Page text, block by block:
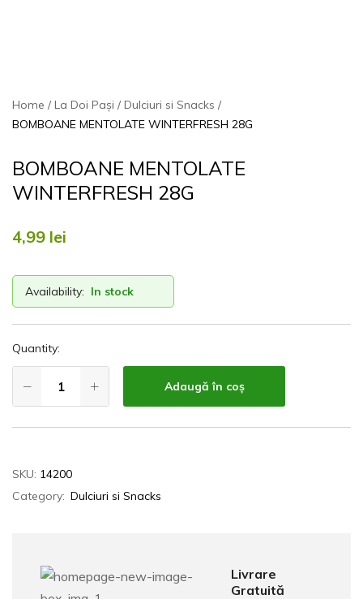
Home La Doi Pași
Dulciuri si Snacks
BOMBOANE MENTOLATE WINTERFRESH 28G
BOMBOANE MENTOLATE
WINTERFRESH 28G
4,99 lei
Availability: In stock
Quantity:
Adaugă în coș
SKU: 14200
Category: Dulciuri si Snacks
Livrare
Gratuită